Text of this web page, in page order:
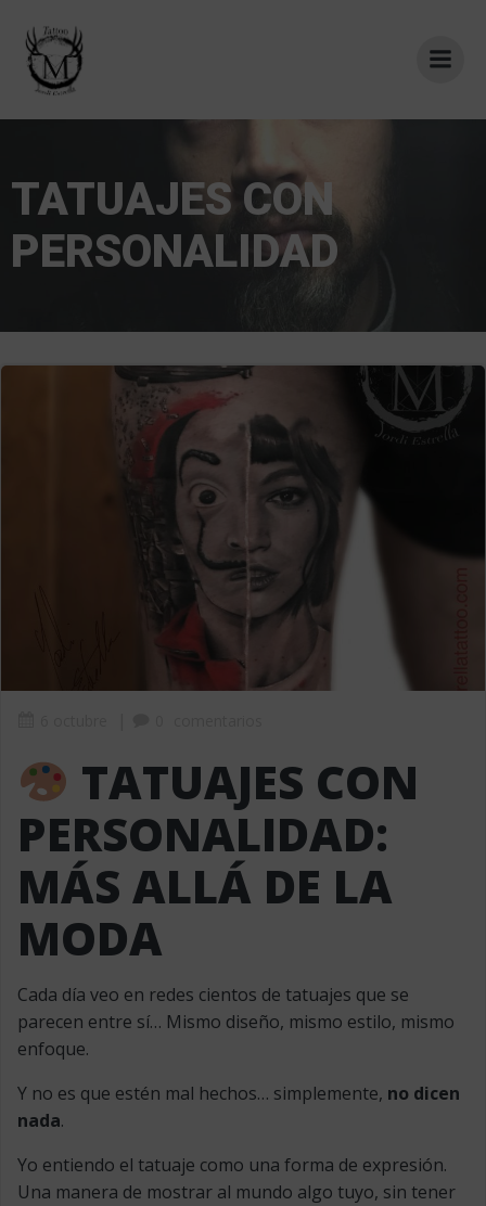
TATUAJES CON
PERSONALIDAD
TATUAJES CON
PERSONALIDAD:
MÁS ALLÁ DE LA
MODA
Cada día veo en redes cientos de tatuajes que se
parecen entre sí… Mismo diseño, mismo estilo, mismo
enfoque.
Y no es que estén mal hechos… simplemente, no dicen
nada.
Yo entiendo el tatuaje como una forma de expresión.
Una manera de mostrar al mundo algo tuyo, sin tener